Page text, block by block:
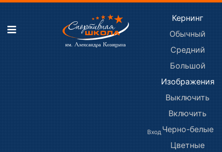
Кернинг
Обычный
Средний
Большой
Изображения
Выключить
Включить
Черно-белые
Цветные
Вход